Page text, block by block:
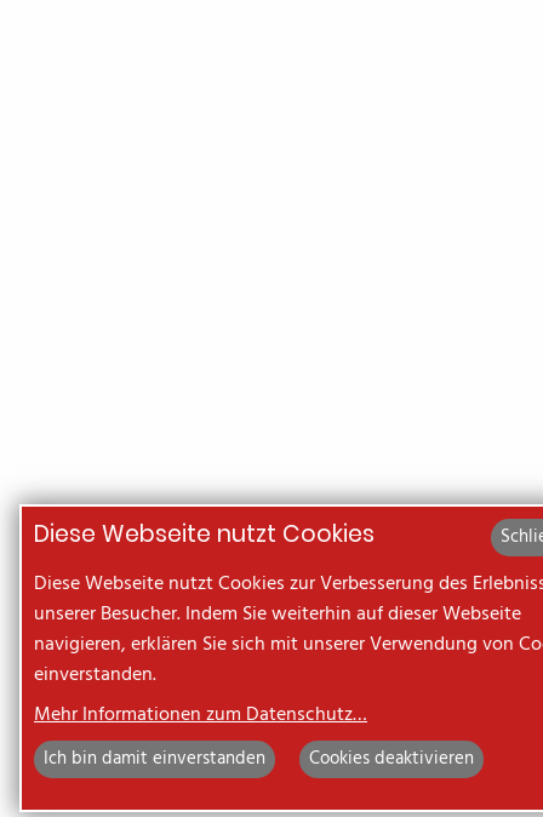
Diese Webseite nutzt Cookies
Diese Webseite nutzt Cookies zur Verbesserung des
unserer Besucher. Indem Sie weiterhin auf dieser Webseite
navigieren, erklären Sie sich mit unserer Verwendung von
einverstanden.
Mehr Informationen zum Datenschutz…